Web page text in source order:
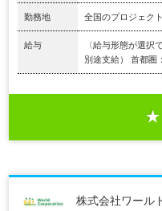
勤務地 全国のプロジェク
給与
〈給与形態が選択
別途支給） 首都圏
株式会社ワール